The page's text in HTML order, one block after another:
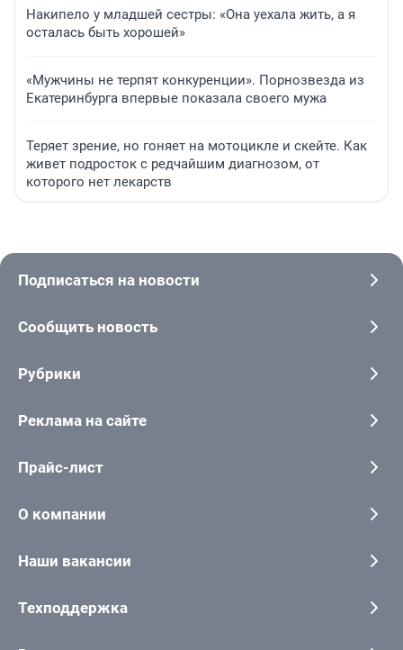
Накипело у младшей сестры: «Она уехала жить, а я
осталась быть хорошей»
«Мужчины не терпят конкуренции». Порнозвезда из
Екатеринбурга впервые показала своего мужа
Теряет зрение, но гоняет на мотоцикле и скейте. Как
живет подросток с редчайшим диагнозом, от
которого нет лекарств
Подписаться на новости
Сообщить новость
Рубрики
Реклама на сайте
Прайс-лист
О компании
Наши вакансии
Техподдержка